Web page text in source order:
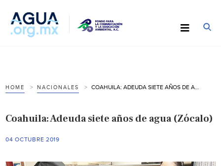
HOME NACIONALES
Coahuila: Adeuda siete años de agua (Zócalo)
04 OCTUBRE 2019